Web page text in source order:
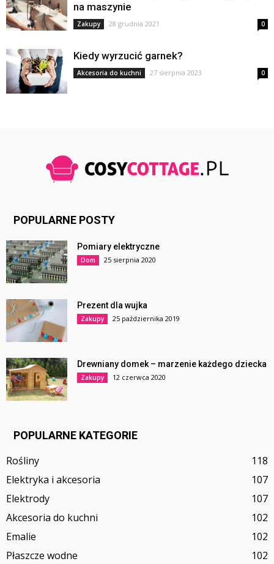
na maszynie
Zakupy 28 grudnia 2021 0
Kiedy wyrzucić garnek?
Akcesoria do kuchni 27 sierpnia 2023 0
POPULARNE POSTY
Pomiary elektryczne
Dom 25 sierpnia 2020
Prezent dla wujka
Zakupy 25 października 2019
Drewniany domek – marzenie każdego dziecka
Zakupy 12 czerwca 2020
POPULARNE KATEGORIE
Rośliny
118
Elektryka i akcesoria
107
Elektrody
107
Akcesoria do kuchni
102
Emalie
102
Płaszcze wodne
102